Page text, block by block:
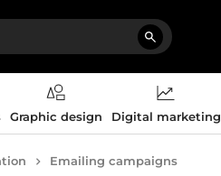
Graphic design Digital marketing
Emailing campaigns